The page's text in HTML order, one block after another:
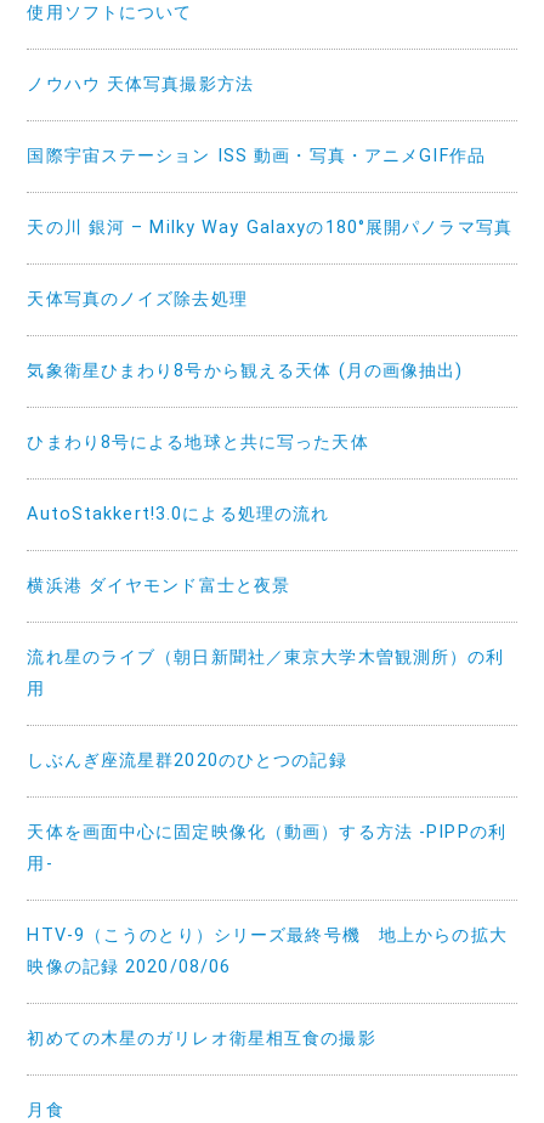
使用ソフトについて
ノウハウ 天体写真撮影方法
国際宇宙ステーション ISS 動画・写真・アニメGIF作品
天の川 銀河 – Milky Way Galaxyの180°展開パノラマ写真
天体写真のノイズ除去処理
気象衛星ひまわり8号から観える天体 (月の画像抽出)
ひまわり8号による地球と共に写った天体
AutoStakkert!3.0による処理の流れ
横浜港 ダイヤモンド富士と夜景
流れ星のライブ（朝日新聞社／東京大学木曽観測所）の利
用
しぶんぎ座流星群2020のひとつの記録
天体を画面中心に固定映像化（動画）する方法 -PIPPの利
用-
HTV-9（こうのとり）シリーズ最終号機 地上からの拡大
映像の記録 2020/08/06
初めての木星のガリレオ衛星相互食の撮影
月食